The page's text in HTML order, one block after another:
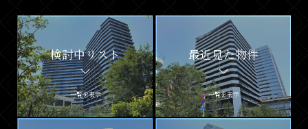
検討中リスト
一覧を表示
最近見た物件
一覧を表示